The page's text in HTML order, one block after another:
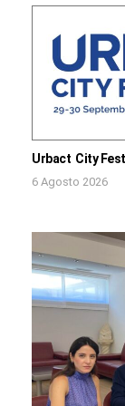
Urbact City
6 Agosto 2026